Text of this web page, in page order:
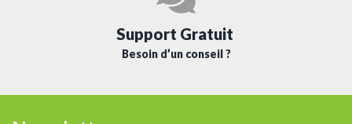
Support Gratuit
Besoin d’un conseil ?